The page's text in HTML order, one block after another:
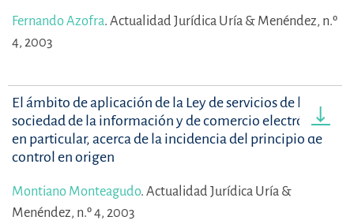
Fernando Azofra. Actualidad Jurídica Uría & Menéndez, n.º
4, 2003
El ámbito de aplicación de la Ley de servicios de la
sociedad de la información y de comercio electrónico:
en particular, acerca de la incidencia del principio de
control en origen
Montiano Monteagudo. Actualidad Jurídica Uría &
Menéndez, n.º 4, 2003